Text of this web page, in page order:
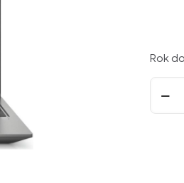
Rok
HP